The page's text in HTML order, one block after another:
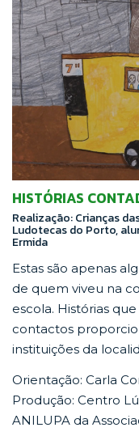
HISTÓRIAS
Realização: Crianças
Ludotecas do Porto,
Ermida
Estas são apenas
de quem viveu na
escola. Histórias
contactos
instituições da
Orientação: Carla
Produção: Centro
ANILUPA da